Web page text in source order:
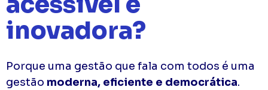
inovadora?
Porque uma gestão que fala com todos é uma
gestão moderna, eficiente e democrática.